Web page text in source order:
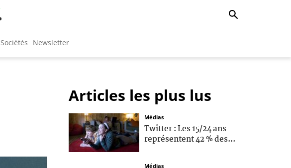
Sociétés Newsletter
Articles les plus lus
Médias
Twitter : Les 15/24 ans
représentent 42 % des...
Médias